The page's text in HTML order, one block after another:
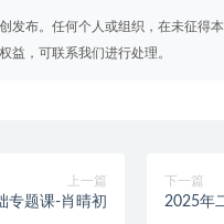
发布。任何个人或组织，在未征得
益，可联系我们进行处理。
上一篇
专题课-肖晴初
下一篇
2025年